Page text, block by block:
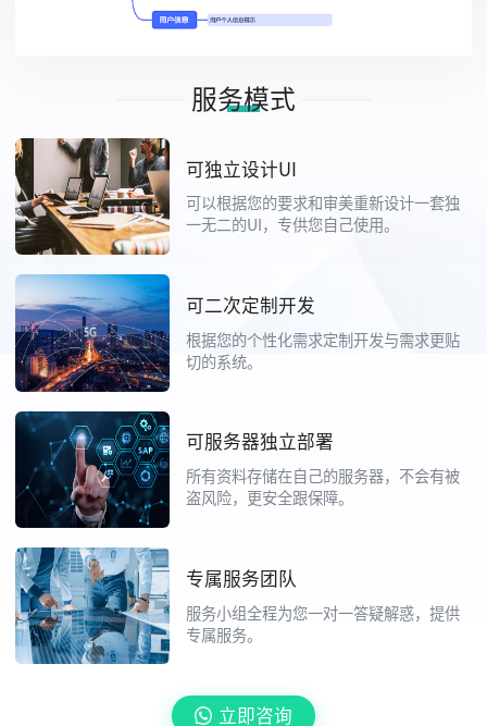
服务模式
可独立设计UI
可以根据您的要求和审美重新设计一套独
一无二的UI，专供您自己使用。
可二次定制开发
根据您的个性化需求定制开发与需求更贴
切的系统。
可服务器独立部署
所有资料存储在自己的服务器，不会有被
盗风险，更安全跟保障。
专属服务团队
服务小组全程为您一对一答疑解惑，提供
专属服务。
立即咨询